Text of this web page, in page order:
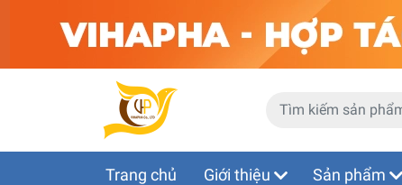
Trang chủ Giới thiệu Sản phẩm